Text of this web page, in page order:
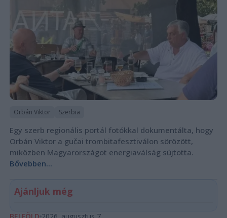
Orbán Viktor Szerbia
Egy szerb regionális portál fotókkal dokumentálta, hogy
Orbán Viktor a gučai trombitafesztiválon sörözött,
miközben Magyarországot energiaválság sújtotta.
Bővebben...
Ajánljuk még